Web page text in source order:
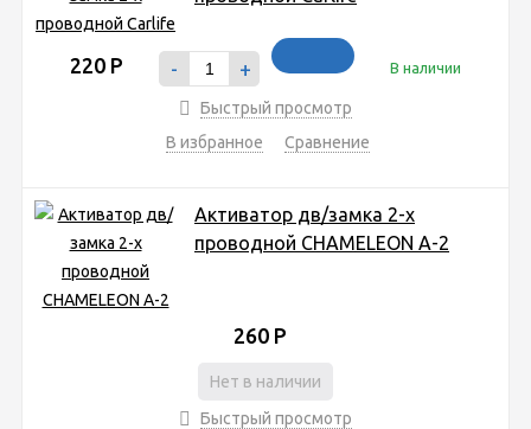
220 Р - + В наличии
Быстрый просмотр
В избранное
Сравнение
Активатор дв/замка 2-х
проводной CHAMELEON A-2
260 Р
Нет в наличии
Быстрый просмотр